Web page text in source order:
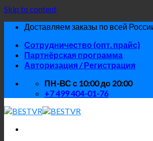
Skip to content
Доставляем заказы по всей
Сотрудничество (опт. прайс)
Партнёрская программа
Авторизация / Регистрация
ПН-ВС с 10:00 до 20:00
+7 499 404-01-76